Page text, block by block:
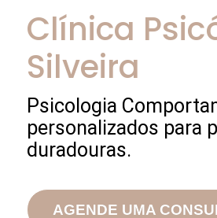
Clínica
Silveira
Psicologia
personalizados para
duradouras.
AGENDE UMA